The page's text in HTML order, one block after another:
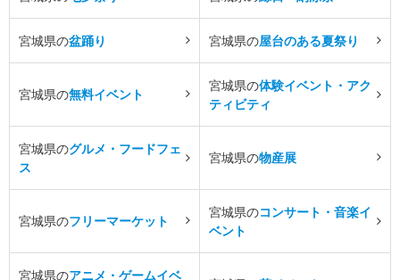
宮城県の盆踊り 宮城県の屋台のある夏祭り
宮城県の無料イベント
宮城県の体験イベント・アク
ティビティ
宮城県のグルメ・フードフェ
ス
宮城県の物産展
宮城県のフリーマーケット
宮城県のコンサート・音楽イ
ベント
宮城県のアニメ・ゲームイベ